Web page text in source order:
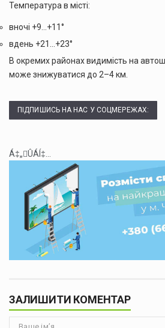
Температура в місті:
вночі +9…+11°
вдень +21…+23°
В окремих районах видимість на
може знижуватися до 2–4 км.
ПІДПИШИСЬ НА НАС У СОЦМЕРЕЖАХ:
Á‡„ÛÁÍ‡...
ЗАЛИШИТИ КОМЕНТАР